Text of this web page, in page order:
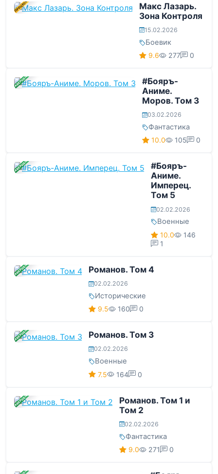
В ПРОЦЕССЕ
Макс Лазарь.
Зона Контроля
15.02.2026
Боевик
9.6 277 0
ЗАВЕРШЕНА
#Бояръ-
Аниме.
Моров. Том 3
03.02.2026
Фантастика
10.0 105 0
ЗАВЕРШЕНА
#Бояръ-
Аниме.
Имперец.
Том 5
02.02.2026
Военные
10.0
146
1
ЗАВЕРШЕНА Романов. Том 4
02.02.2026
Исторические
9.5 160 0
ЗАВЕРШЕНА Романов. Том 3
02.02.2026
Военные
7.5 164 0
ЗАВЕРШЕНА
Романов. Том 1 и
Том 2
02.02.2026
Фантастика
9.0 271 0